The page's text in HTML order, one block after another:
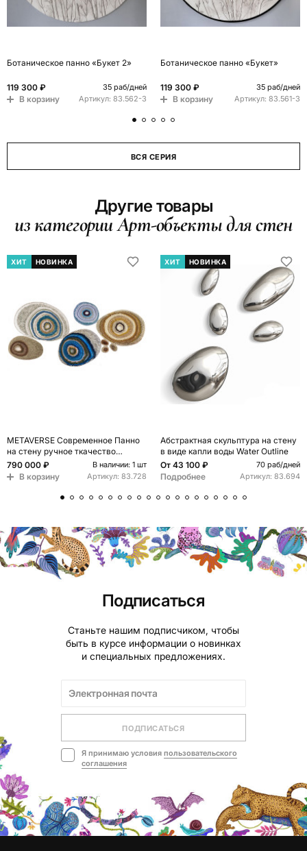
Ботаническое панно «Букет 2»
119 300 ₽ 35 раб/дней
В корзину Артикул: 83.562-3
Ботаническое панно «Букет»
119 300 ₽ 35 раб/дней
В корзину Артикул: 83.561-3
ВСЯ СЕРИЯ
Другие товары
из категории Арт-объекты для стен
ХИТ НОВИНКА
METAVERSE Современное Панно
на стену ручное ткачество
Большая композиция из 5 частей
790 000 ₽ В наличии: 1 шт
В корзину Артикул: 83.728
ХИТ НОВИНКА
Абстрактная скульптура на стену
в виде капли воды Water Outline
От 43 100 ₽ 70 раб/дней
Подробнее Артикул: 83.694
Подписаться
Станьте нашим подписчиком, чтобы
быть в курсе информации о новинках
и специальных предложениях.
ПОДПИСАТЬСЯ
Я принимаю условия пользовательского
соглашения